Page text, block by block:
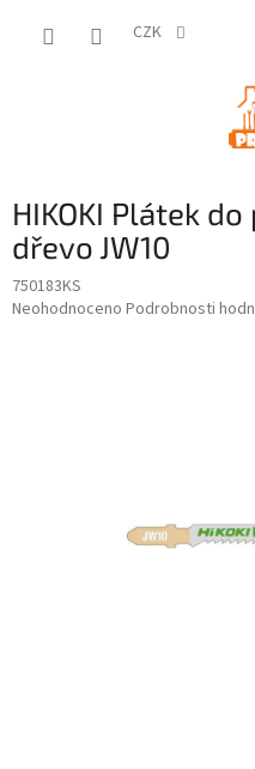
CZK
HIKOKI Plátek
dřevo JW10
750183KS
Průměrné
Neohodnoceno Podrobnosti